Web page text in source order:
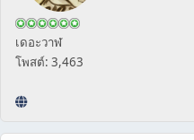
เดอะวาฬ
โพสต์: 3,463